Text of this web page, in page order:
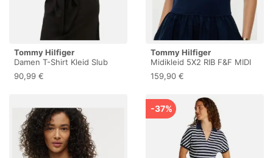
Tommy Hilfiger
Damen T-Shirt Kleid Slub
Knot Midi zum Knoten,
Schwarz (Black), S
90,99 €
Tommy Hilfiger
Midikleid 5X2 RIB F&F MIDI
S/S POLO DRESS
Baumwolle, figurbetont, in
159,90 €
-37%